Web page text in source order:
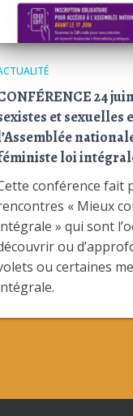
24
et sexuelles
loi
conférence fait
« Mieux
» qui sont
ou
ou certaines